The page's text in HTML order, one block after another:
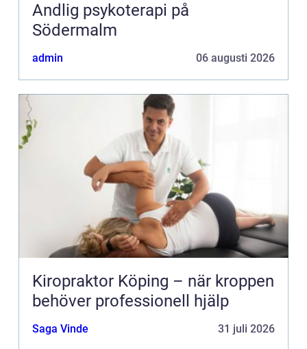
Andlig psykoterapi på
Södermalm
admin 06 augusti 2026
Kiropraktor Köping – när kroppen
behöver professionell hjälp
Saga Vinde 31 juli 2026